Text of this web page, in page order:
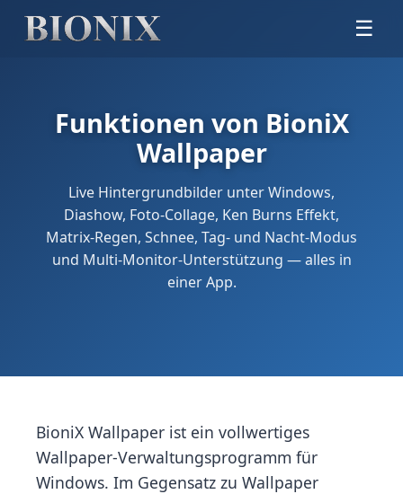
☰
Funktionen von BioniX
Wallpaper
Live Hintergrundbilder unter Windows,
Diashow, Foto-Collage, Ken Burns Effekt,
Matrix-Regen, Schnee, Tag- und Nacht-Modus
und Multi-Monitor-Unterstützung — alles in
einer App.
BioniX Wallpaper ist ein vollwertiges
Wallpaper-Verwaltungsprogramm für
Windows. Im Gegensatz zu Wallpaper